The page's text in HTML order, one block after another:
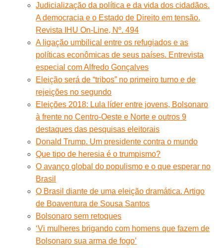
Judicialização da política e da vida dos cidadãos.
A democracia e o Estado de Direito em tensão.
Revista IHU On-Line, Nº. 494
A ligação umbilical entre os refugiados e as
políticas econômicas de seus países. Entrevista
especial com Alfredo Gonçalves
Eleição será de “tribos” no primeiro turno e de
rejeições no segundo
Eleições 2018: Lula líder entre jovens, Bolsonaro
à frente no Centro-Oeste e Norte e outros 9
destaques das pesquisas eleitorais
Donald Trump. Um presidente contra o mundo
Que tipo de heresia é o trumpismo?
O avanço global do populismo e o que esperar no
Brasil
O Brasil diante de uma eleição dramática. Artigo
de Boaventura de Sousa Santos
Bolsonaro sem retoques
‘Vi mulheres brigando com homens que fazem de
Bolsonaro sua arma de fogo’